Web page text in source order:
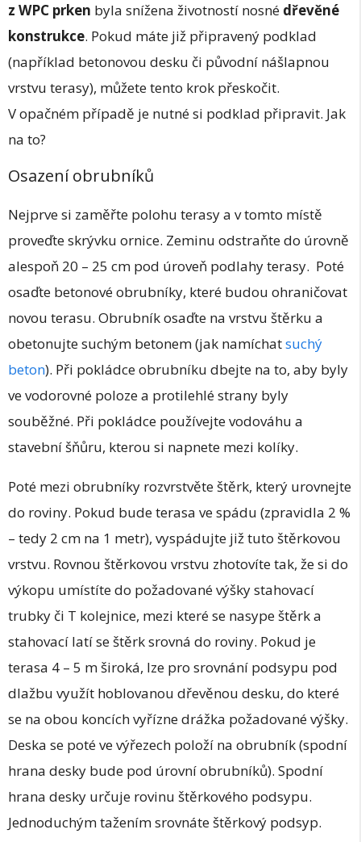
z WPC prken byla snížena životností nosné dřevěné
konstrukce. Pokud máte již připravený podklad
(například betonovou desku či původní nášlapnou
vrstvu terasy), můžete tento krok přeskočit.
V opačném případě je nutné si podklad připravit. Jak
na to?
Osazení obrubníků
Nejprve si zaměřte polohu terasy a v tomto místě
proveďte skrývku ornice. Zeminu odstraňte do úrovně
alespoň 20 – 25 cm pod úroveň podlahy terasy. Poté
osaďte betonové obrubníky, které budou ohraničovat
novou terasu. Obrubník osaďte na vrstvu štěrku a
obetonujte suchým betonem (jak namíchatsuchý
beton). Při pokládce obrubníku dbejte na to, aby byly
ve vodorovné poloze a protilehlé strany byly
souběžné. Při pokládce používejte vodováhu a
stavební šňůru, kterou si napnete mezi kolíky.
Poté mezi obrubníky rozvrstvěte štěrk, který urovnejte
do roviny. Pokud bude terasa ve spádu (zpravidla 2 %
– tedy 2 cm na 1 metr), vyspádujte již tuto štěrkovou
vrstvu. Rovnou štěrkovou vrstvu zhotovíte tak, že si do
výkopu umístíte do požadované výšky stahovací
trubky či T kolejnice, mezi které se nasype štěrk a
stahovací latí se štěrk srovná do roviny. Pokud je
terasa 4 – 5 m široká, lze pro srovnání podsypu pod
dlažbu využít hoblovanou dřevěnou desku, do které
se na obou koncích vyřízne drážka požadované výšky.
Deska se poté ve výřezech položí na obrubník (spodní
hrana desky bude pod úrovní obrubníků). Spodní
hrana desky určuje rovinu štěrkového podsypu.
Jednoduchým tažením srovnáte štěrkový podsyp.